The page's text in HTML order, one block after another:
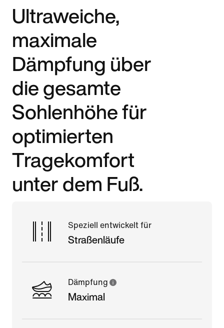
Ultraweiche,
maximale
Dämpfung über
die gesamte
Sohlenhöhe für
optimierten
Tragekomfort
unter dem Fuß.
Speziell entwickelt für
Straßenläufe
Dämpfung
Maximal